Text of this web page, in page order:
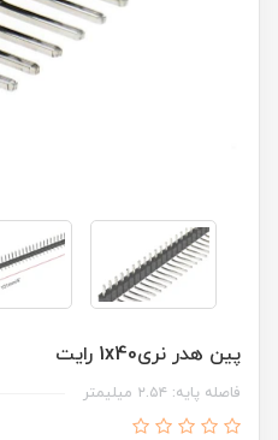
پین هدر نری1x40 رایت
فاصله پایه: ۲.۵۴ میلیمتر